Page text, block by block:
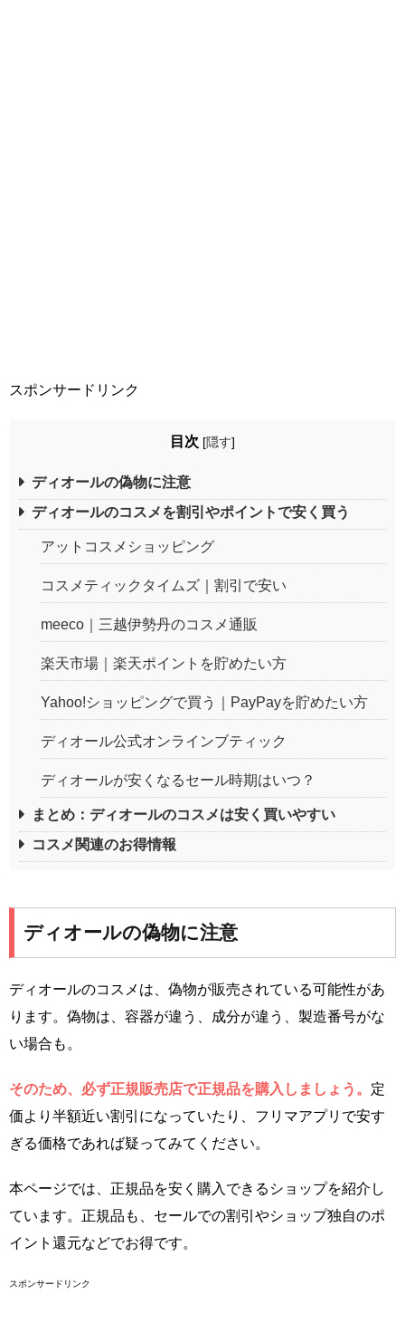
スポンサードリンク
目次 [隠す]
ディオールの偽物に注意
ディオールのコスメを割引やポイントで安く買う
アットコスメショッピング
コスメティックタイムズ｜割引で安い
meeco｜三越伊勢丹のコスメ通販
楽天市場｜楽天ポイントを貯めたい方
Yahoo!ショッピングで買う｜PayPayを貯めたい方
ディオール公式オンラインブティック
ディオールが安くなるセール時期はいつ？
まとめ：ディオールのコスメは安く買いやすい
コスメ関連のお得情報
ディオールの偽物に注意
ディオールのコスメは、偽物が販売されている可能性があ
ります。偽物は、容器が違う、成分が違う、製造番号がな
い場合も。
そのため、必ず正規販売店で正規品を購入しましょう。 定
価より半額近い割引になっていたり、フリマアプリで安す
ぎる価格であれば疑ってみてください。
本ページでは、正規品を安く購入できるショップを紹介し
ています。正規品も、セールでの割引やショップ独自のポ
イント還元などでお得です。
スポンサードリンク